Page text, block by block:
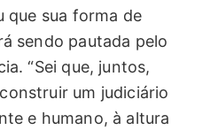
que sua forma de
sendo pautada pelo
“Sei que, juntos,
um judiciário
e humano, à altura